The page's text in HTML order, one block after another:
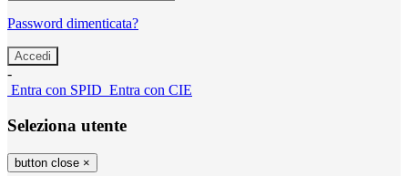
Password dimenticata?
-
Entra con SPID Entra con CIE
Seleziona utente
button close ×